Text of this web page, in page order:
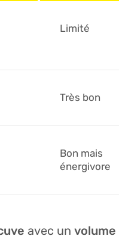
Limité
Très bon
Bon mais
énergivore
avec un volume